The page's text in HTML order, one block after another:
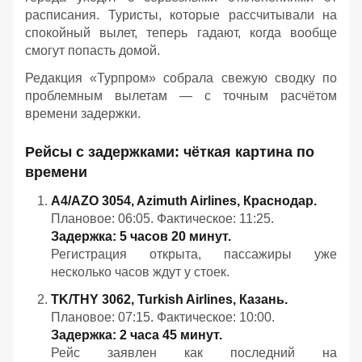
расписания. Туристы, которые рассчитывали на
спокойный вылет, теперь гадают, когда вообще
смогут попасть домой.
Редакция «Турпром» собрала свежую сводку по
проблемным вылетам — с точным расчётом
времени задержки.
Рейсы с задержками: чёткая картина по
времени
A4/AZO 3054, Azimuth Airlines, Краснодар.
Плановое: 06:05. Фактическое: 11:25.
Задержка: 5 часов 20 минут.
Регистрация открыта, пассажиры уже
несколько часов ждут у стоек.
TK/THY 3062, Turkish Airlines, Казань.
Плановое: 07:15. Фактическое: 10:00.
Задержка: 2 часа 45 минут.
Рейс заявлен как последний на